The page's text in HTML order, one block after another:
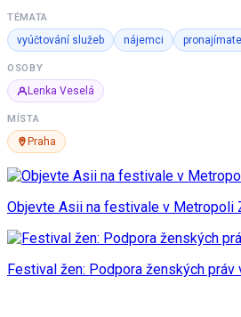
TÉMATA
vyúčtování služeb nájemci
OSOBY
Lenka Veselá
MÍSTA
Praha
Objevte Asii na festivale v Metropoli
Festival žen: Podpora ženských práv